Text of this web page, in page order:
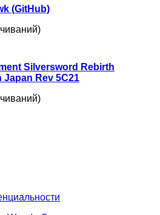
(GitHub)
Silversword Rebirth
Japan Rev 5C21